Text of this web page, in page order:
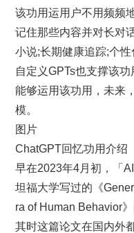
该功用运用户不用频频
记住那些内容并对长对
小说;长期健康追踪;个性
自定义GPTs也支撑该
能够运用该功用，未来
模。
图片
ChatGPT回忆功用介绍
早在2023年4月初，「
坦福大学写过的《
ra of Human Behavior》
其时这篇论文在国内外